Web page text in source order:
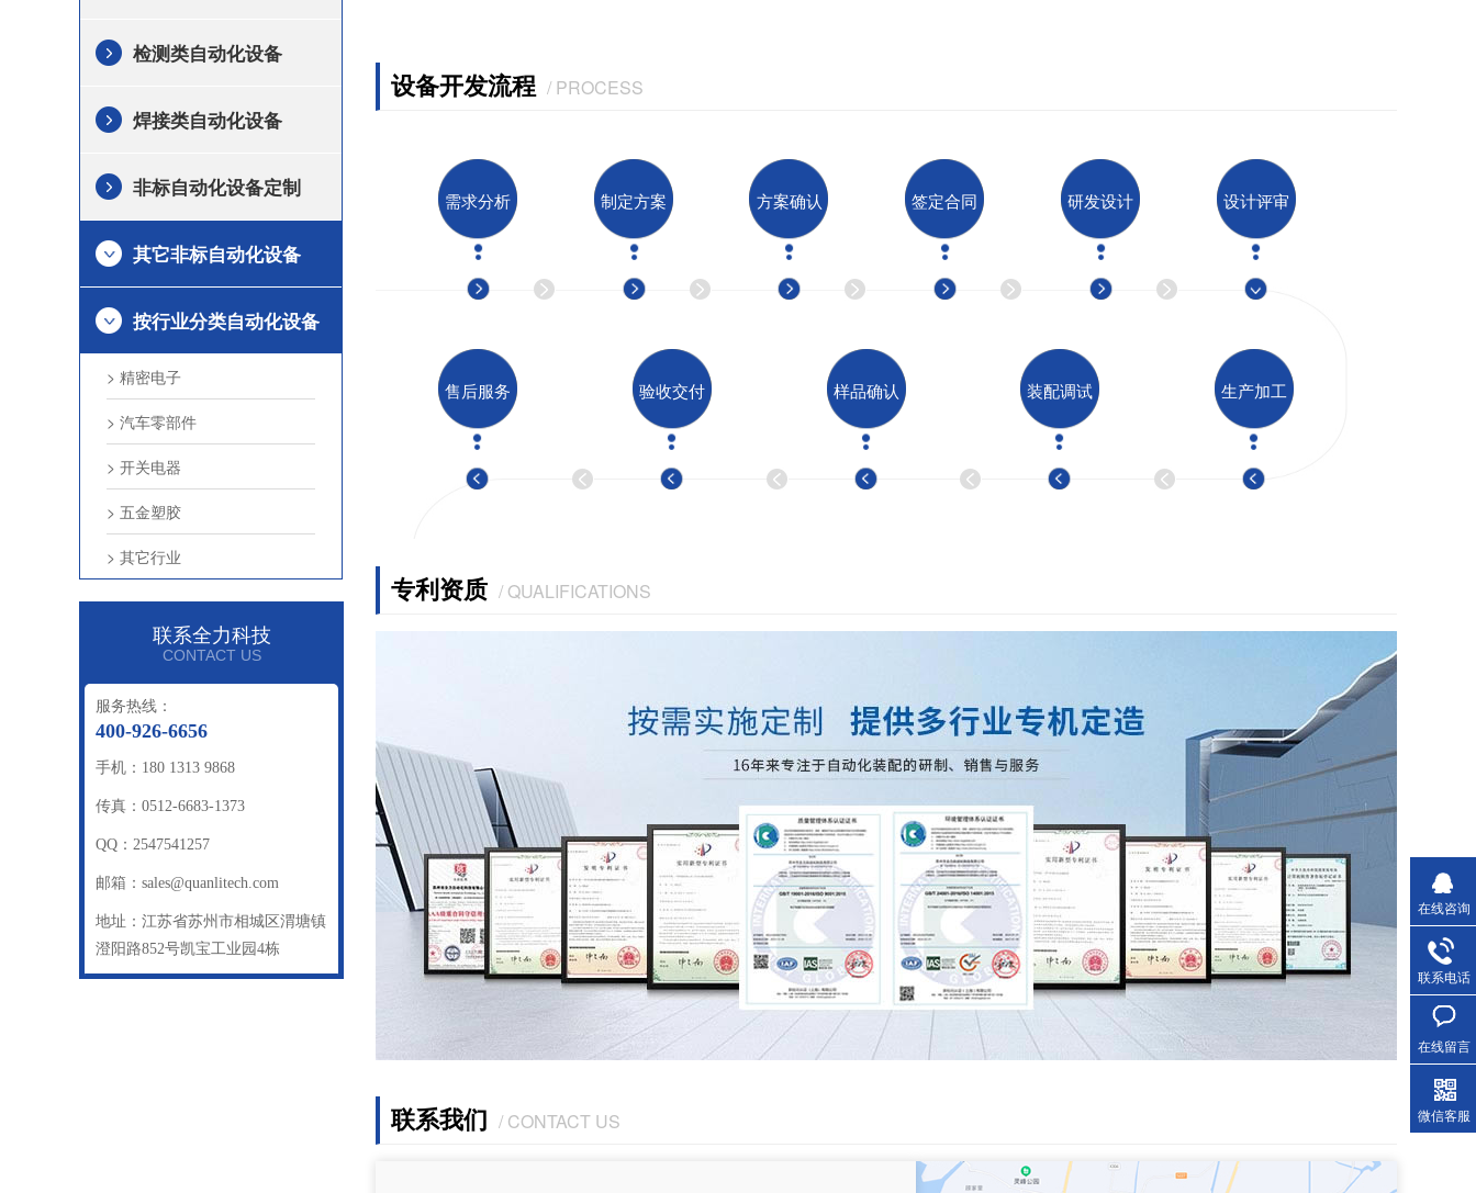
设备开发流程 / PROCESS
需求分析 制定方案 方案确认 签定合同 研发设计 设计评审
售后服务 验收交付 样品确认 装配调试 生产加工
专利资质 / QUALIFICATIONS
联系我们 / CONTACT US
检测类自动化设备
焊接类自动化设备
非标自动化设备定制
其它非标自动化设备
按行业分类自动化设备
> 精密电子
> 汽车零部件
> 开关电器
> 五金塑胶
> 其它行业
联系全力科技
CONTACT US
服务热线：
400-926-6656
手机：180 1313 9868
传真：0512-6683-1373
QQ：2547541257
邮箱：sales@quanlitech.com
地址：江苏省苏州市相城区渭塘镇
澄阳路852号凯宝工业园4栋
在线咨询
联系电话
在线留言
微信客服